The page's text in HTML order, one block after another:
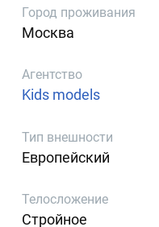
Город проживания
Москва
Агентство
Kids models
Тип внешности
Европейский
Телосложение
Стройное